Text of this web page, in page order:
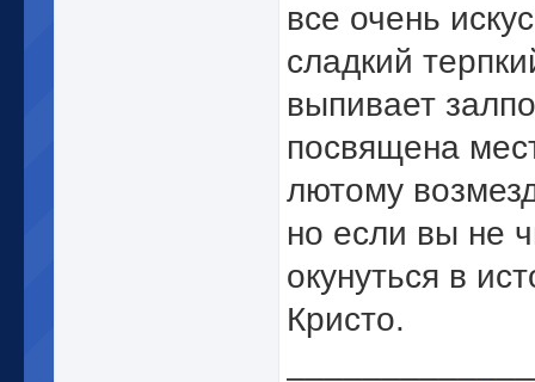
все очень
сладкий
выпивает
посвящена
лютому
но если вы не
окунуться в
Кристо.